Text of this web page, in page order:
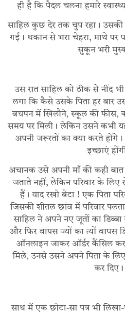
ही है कि पैदल चलना हमारे
साहिल कुछ देर तक चुप रहा। उसकी
गई। थकान से भरा चेहरा, माथे पर
सुकून भरी
उस रात साहिल को ठीक से नींद
लगा कि कैसे उसके पिता हर बार
बचपन में खिलौने, स्कूल की फीस,
समय पर मिली। लेकिन उसने कभी
अपनी जरूरतों का क्या करते
इच्छाएं
अचानक उसे अपनी माँ की कही
जताते नहीं, लेकिन परिवार के लिए
हैं। याद रखो बेटा ! एक पिता
जिसकी शीतल छांव में परिवार
साहिल ने अपने नए जूतों का
और फिर वापस ज्यों का त्यों वापस
ऑनलाइन जाकर ऑर्डर कैंसिल कर
मिले, उनसे उसने अपने पिता के
कर दिए।
साथ में एक छोटा-सा पत्र भी